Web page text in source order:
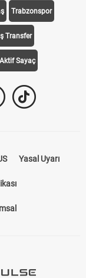
Trabzonspor
Transfer
Aktif Sayaç
Yasal Uyarı